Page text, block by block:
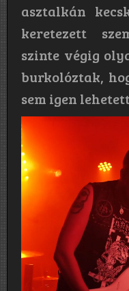
asztalkán
keretezett
szinte végig
burkolóztak,
sem igen